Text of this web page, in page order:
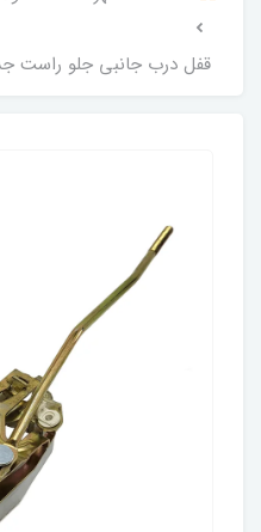
قفل درب جانبی جلو راست جدید آریکو